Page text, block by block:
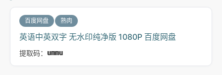
百度网盘 熟肉
英语中英双字 无水印纯净版 1080P 百度网盘
提取码： ummu